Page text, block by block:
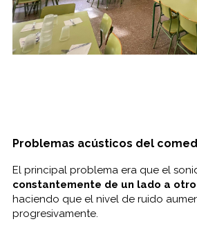
Problemas acústicos del
El principal problema era que el
constantemente de un lado a
haciendo que el nivel de ruido
progresivamente.